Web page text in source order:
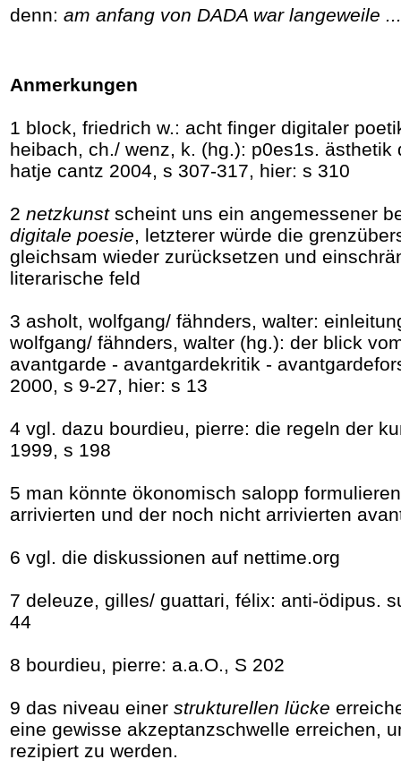
denn: am anfang von DADA war langeweile ...
Anmerkungen
1 block, friedrich w.: acht finger digitaler
heibach, ch./ wenz, k. (hg.): p0es1s. ästhetik
hatje cantz 2004, s 307-317, hier: s 310
2 netzkunstscheint uns ein angemessener
digitale poesie, letzterer würde die
gleichsam wieder zurücksetzen und
literarische feld
3 asholt, wolfgang/ fähnders, walter:
wolfgang/ fähnders, walter (hg.): der blick
avantgarde - avantgardekritik -
2000, s 9-27, hier: s 13
4 vgl. dazu bourdieu, pierre: die regeln der
1999, s 198
5 man könnte ökonomisch salopp
arrivierten und der noch nicht arrivierten
6 vgl. die diskussionen auf nettime.org
7 deleuze, gilles/ guattari, félix: anti-ödipus.
44
8 bourdieu, pierre: a.a.O., S 202
9 das niveau einer strukturellen lücke
eine gewisse akzeptanzschwelle erreichen,
rezipiert zu werden.